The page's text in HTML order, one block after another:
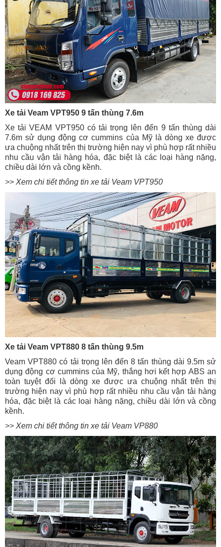
Xe tải Veam VPT950 9 tấn thùng 7.6m
Xe tải VEAM VPT950 có tải trọng lên đến 9 tấn thùng dài
7.6m sử dụng động cơ cummins của Mỹ là dòng xe được
ưa chuộng nhất trên thị trường hiện nay vì phù hợp rất nhiều
nhu cầu vận tải hàng hóa, đặc biệt là các loại hàng nặng,
chiều dài lớn và cồng kềnh.
>> Xem chi tiết thông tin xe tải Veam VPT950
Xe tải Veam VPT880 8 tấn thùng 9.5m
Veam VPT880 có tải trọng lên đến 8 tấn thùng dài 9.5m sử
dụng động cơ cummins của Mỹ, thắng hơi kết hợp ABS an
toàn tuyệt đối là dòng xe được ưa chuộng nhất trên thị
trường hiện nay vì phù hợp rất nhiều nhu cầu vận tải hàng
hóa, đặc biệt là các loại hàng nặng, chiều dài lớn và cồng
kềnh.
>> Xem chi tiết thông tin xe tải Veam VP880